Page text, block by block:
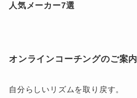
人気メーカー7選
オンラインコーチングのご案内
自分らしいリズムを取り戻す。